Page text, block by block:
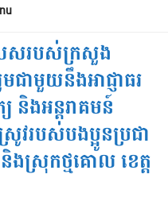
េសរបស់ក្រសួង
ាមួយនឹងអាជ្ញាធរ
និងអន្តរាគមន៍
របស់បងប្អូនប្រជា
ងស្រុកថ្មគោល ខេត្ត